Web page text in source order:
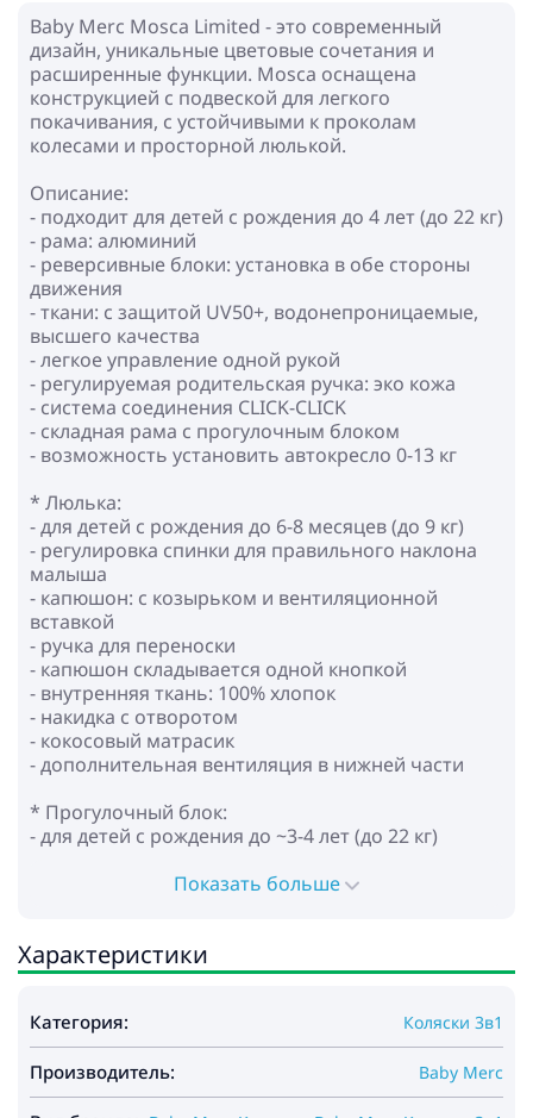
Baby Merc Mosca Limited - это современный
дизайн, уникальные цветовые сочетания и
расширенные функции. Mosca оснащена
конструкцией с подвеской для легкого
покачивания, с устойчивыми к проколам
колесами и просторной люлькой.
Описание:
- подходит для детей с рождения до 4 лет (до 22 кг)
- рама: алюминий
- реверсивные блоки: установка в обе стороны
движения
- ткани: с защитой UV50+, водонепроницаемые,
высшего качества
- легкое управление одной рукой
- регулируемая родительская ручка: эко кожа
- cистема соединения CLICK-CLICK
- складная рама с прогулочным блоком
- возможность установить автокресло 0-13 кг
* Люлька:
- для детей с рождения до 6-8 месяцев (до 9 кг)
- регулировка спинки для правильного наклона
малыша
- капюшон: с козырьком и вентиляционной
вставкой
- ручка для переноски
- капюшон складывается одной кнопкой
- внутренняя ткань: 100% хлопок
- накидка с отворотом
- кокосовый матрасик
- дополнительная вентиляция в нижней части
* Прогулочный блок:
- для детей с рождения до ~3-4 лет (до 22 кг)
- регулируемая подножка
- регулируемая по высоте родительская ручка
- 5-точечные ремни безопасности с мягкими
накладками
- открывающийся с обеих сторон бампер с
разделителем ног (экокожа)
Показать больше
Характеристики
Категория: Коляски 3в1
Производитель: Baby Merc